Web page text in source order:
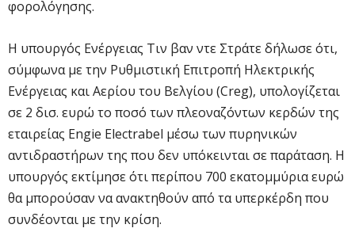
φορολόγησης.
H υπουργός Ενέργειας Τιν βαν ντε Στράτε δήλωσε ότι,
σύμφωνα με την Ρυθμιστική Επιτροπή Ηλεκτρικής
Ενέργειας και Αερίου του Βελγίου (Creg), υπολογίζεται
σε 2 δισ. ευρώ το ποσό των πλεοναζόντων κερδών της
εταιρείας Engie Electrabel μέσω των πυρηνικών
αντιδραστήρων της που δεν υπόκεινται σε παράταση. Η
υπουργός εκτίμησε ότι περίπου 700 εκατομμύρια ευρώ
θα μπορούσαν να ανακτηθούν από τα υπερκέρδη που
συνδέονται με την κρίση.